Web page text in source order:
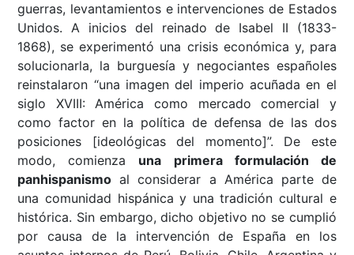
guerras, levantamientos e intervenciones de Estados
Unidos. A inicios del reinado de Isabel II (1833-
1868), se experimentó una crisis económica y, para
solucionarla, la burguesía y negociantes españoles
reinstalaron “una imagen del imperio acuñada en el
siglo XVIII: América como mercado comercial y
como factor en la política de defensa de las dos
posiciones [ideológicas del momento]”. De este
modo, comienza una primera formulación de
panhispanismo al considerar a América parte de
una comunidad hispánica y una tradición cultural e
histórica. Sin embargo, dicho objetivo no se cumplió
por causa de la intervención de España en los